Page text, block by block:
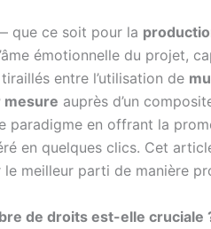
que ce soit pour la
émotionnelle du projet,
entre l’utilisation de
mesure auprès d’un
paradigme en offrant la
en quelques clics. Cet
meilleur parti de manière
de droits est-elle cruciale